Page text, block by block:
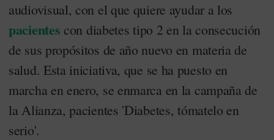
audiovisual, con el que quiere ayudar a los
pacientes con diabetes tipo 2 en la consecución
de sus propósitos de año nuevo en materia de
salud. Esta iniciativa, que se ha puesto en
marcha en enero, se enmarca en la campaña de
la Alianza, pacientes 'Diabetes, tómatelo en
serio'.